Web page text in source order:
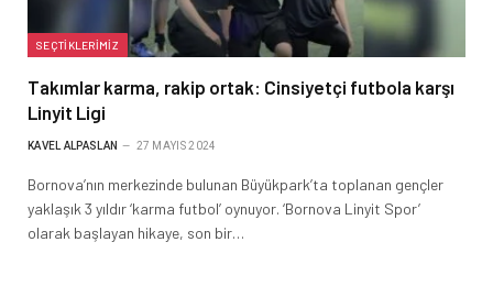
SEÇTIKLERIMIZ
Takımlar karma, rakip ortak: Cinsiyetçi futbola karşı
Linyit Ligi
KAVEL ALPASLAN 27 MAYIS 2024
Bornova’nın merkezinde bulunan Büyükpark’ta toplanan gençler
yaklaşık 3 yıldır ‘karma futbol’ oynuyor. ‘Bornova Linyit Spor’
olarak başlayan hikaye, son bir…